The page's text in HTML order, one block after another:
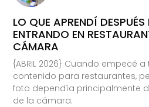
LO QUE APRENDÍ
ENTRANDO EN
CÁMARA
{ABRIL 2026} Cuando empecé
contenido para restaurantes,
foto dependía principalmente
de la cámara.